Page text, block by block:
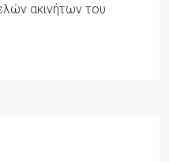
ακινήτων του